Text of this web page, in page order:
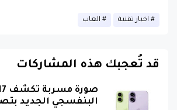
اخبار تقنية العاب
قد تُعجبك هذه المشاركات
البنفسجي الجديد